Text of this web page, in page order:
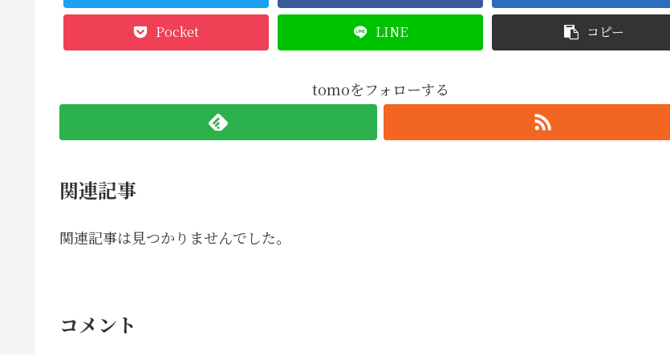
Pocket LINE コピー
tomoをフォローする
関連記事
関連記事は見つかりませんでした。
コメント